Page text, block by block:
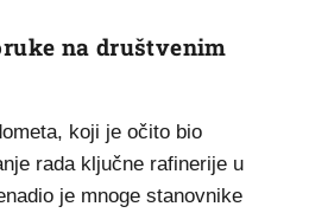
na društvenim
koji je očito bio
rada ključne rafinerije u
je mnoge stanovnike